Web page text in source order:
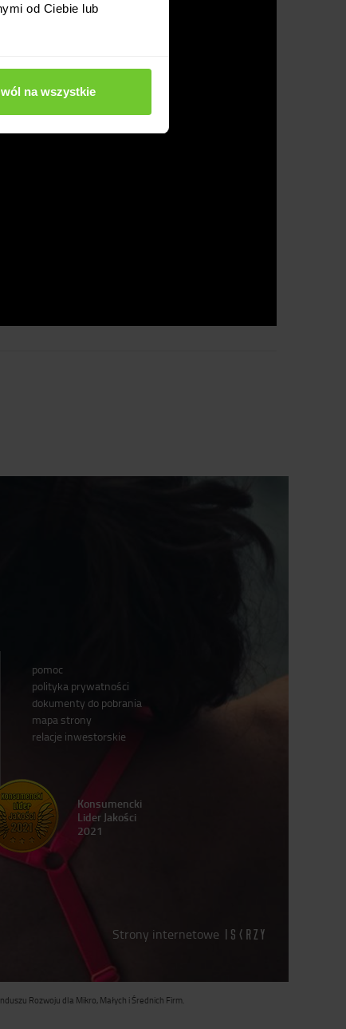
od Ciebie lub
na wszystkie
pomoc
polityka prywatności
dokumenty do pobrania
mapa strony
relacje inwestorskie
Konsumencki
Lider Jakości
2021
Strony internetowe
Rozwoju dla Mikro, Małych i Średnich Firm.